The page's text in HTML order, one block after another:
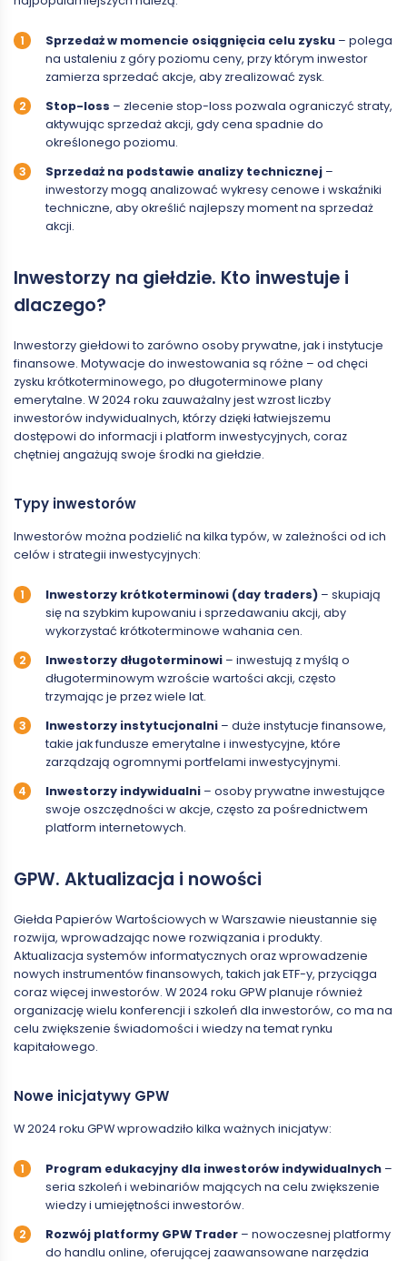
Sprzedaż w momencie osiągnięcia celu zysku – polega
na ustaleniu z góry poziomu ceny, przy którym inwestor
zamierza sprzedać akcje, aby zrealizować zysk.
Stop-loss – zlecenie stop-loss pozwala ograniczyć straty,
aktywując sprzedaż akcji, gdy cena spadnie do
określonego poziomu.
Sprzedaż na podstawie analizy technicznej –
inwestorzy mogą analizować wykresy cenowe i wskaźniki
techniczne, aby określić najlepszy moment na sprzedaż
akcji.
Inwestorzy na giełdzie. Kto inwestuje i
dlaczego?
Inwestorzy giełdowi to zarówno osoby prywatne, jak i instytucje
finansowe. Motywacje do inwestowania są różne – od chęci
zysku krótkoterminowego, po długoterminowe plany
emerytalne. W 2024 roku zauważalny jest wzrost liczby
inwestorów indywidualnych, którzy dzięki łatwiejszemu
dostępowi do informacji i platform inwestycyjnych, coraz
chętniej angażują swoje środki na giełdzie.
Typy inwestorów
Inwestorów można podzielić na kilka typów, w zależności od ich
celów i strategii inwestycyjnych:
Inwestorzy krótkoterminowi (day traders) – skupiają
się na szybkim kupowaniu i sprzedawaniu akcji, aby
wykorzystać krótkoterminowe wahania cen.
Inwestorzy długoterminowi – inwestują z myślą o
długoterminowym wzroście wartości akcji, często
trzymając je przez wiele lat.
Inwestorzy instytucjonalni – duże instytucje finansowe,
takie jak fundusze emerytalne i inwestycyjne, które
zarządzają ogromnymi portfelami inwestycyjnymi.
Inwestorzy indywidualni – osoby prywatne inwestujące
swoje oszczędności w akcje, często za pośrednictwem
platform internetowych.
GPW. Aktualizacja i nowości
Giełda Papierów Wartościowych w Warszawie nieustannie się
rozwija, wprowadzając nowe rozwiązania i produkty.
Aktualizacja systemów informatycznych oraz wprowadzenie
nowych instrumentów finansowych, takich jak ETF-y, przyciąga
coraz więcej inwestorów. W 2024 roku GPW planuje również
organizację wielu konferencji i szkoleń dla inwestorów, co ma na
celu zwiększenie świadomości i wiedzy na temat rynku
kapitałowego.
Nowe inicjatywy GPW
W 2024 roku GPW wprowadziło kilka ważnych inicjatyw:
Program edukacyjny dla inwestorów indywidualnych –
seria szkoleń i webinariów mających na celu zwiększenie
wiedzy i umiejętności inwestorów.
Rozwój platformy GPW Trader – nowoczesnej platformy
do handlu online, oferującej zaawansowane narzędzia